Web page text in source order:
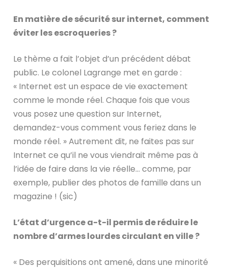
En matière de sécurité sur internet, comment
éviter les escroqueries ?
Le thème a fait l’objet d’un précédent débat
public. Le colonel Lagrange met en garde :
« Internet est un espace de vie exactement
comme le monde réel. Chaque fois que vous
vous posez une question sur Internet,
demandez-vous comment vous feriez dans le
monde réel. » Autrement dit, ne faites pas sur
Internet ce qu’il ne vous viendrait même pas à
l’idée de faire dans la vie réelle… comme, par
exemple, publier des photos de famille dans un
magazine ! (sic)
L’état d’urgence a-t-il permis de réduire le
nombre d’armes lourdes circulant en ville ?
« Des perquisitions ont amené, dans une minorité